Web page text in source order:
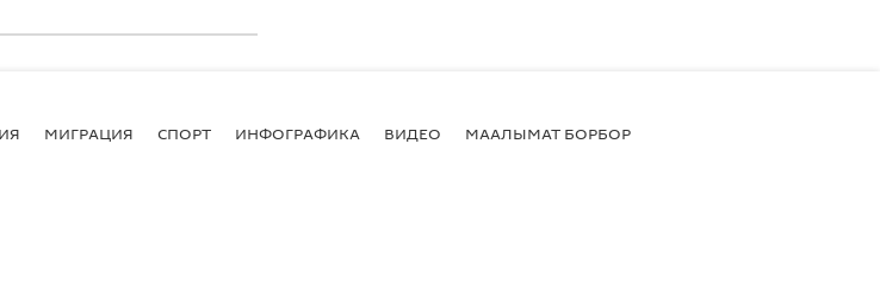
МИГРАЦИЯ СПОРТ ИНФОГРАФИКА ВИДЕО МААЛЫМАТ БОРБОР